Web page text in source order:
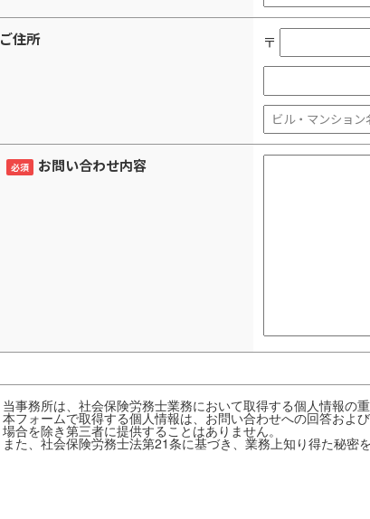
ご住所 〒
必須 お問い合わせ内容
当事務所は、社会保険労務士業務において取得する個人情報の
本フォームで取得する個人情報は、お問い合わせへの回答およ
場合を除き第三者に提供することはありません。
また、社会保険労務士法第21条に基づき、業務上知り得た秘密を